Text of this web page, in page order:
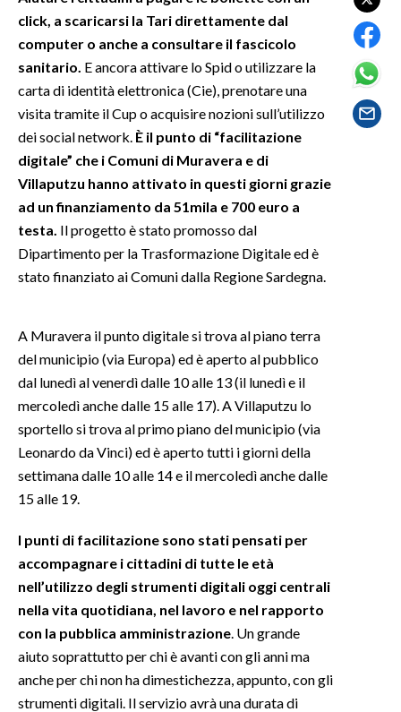
SPETTACOLI
SARDEGNA TURISMO
SARDI NEL MONDO
NOTIZIE
EVENTI
3 MINUTI CON
INFO AZIENDE
ANNUNCI
PUBBLICITÀ
SPIAGGE
STORE
click, a scaricarsi la Tari direttamente dal
computer o anche a consultare il fascicolo
sanitario. E ancora attivare lo Spid o utilizzare la
carta di identità elettronica (Cie), prenotare una
visita tramite il Cup o acquisire nozioni sull’utilizzo
dei social network. È il punto di “facilitazione
digitale” che i Comuni di Muravera e di
Villaputzu hanno attivato in questi giorni grazie
ad un finanziamento da 51mila e 700 euro a
testa. Il progetto è stato promosso dal
Dipartimento per la Trasformazione Digitale ed è
stato finanziato ai Comuni dalla Regione Sardegna.
A Muravera il punto digitale si trova al piano terra
del municipio (via Europa) ed è aperto al pubblico
dal lunedì al venerdì dalle 10 alle 13 (il lunedì e il
mercoledì anche dalle 15 alle 17). A Villaputzu lo
sportello si trova al primo piano del municipio (via
Leonardo da Vinci) ed è aperto tutti i giorni della
settimana dalle 10 alle 14 e il mercoledì anche dalle
15 alle 19.
I punti di facilitazione sono stati pensati per
accompagnare i cittadini di tutte le età
nell’utilizzo degli strumenti digitali oggi centrali
nella vita quotidiana, nel lavoro e nel rapporto
con la pubblica amministrazione . Un grande
aiuto soprattutto per chi è avanti con gli anni ma
anche per chi non ha dimestichezza, appunto, con gli
strumenti digitali. Il servizio avrà una durata di